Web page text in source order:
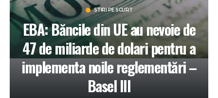
STIRI PE SCURT
EBA: Băncile din UE au nevoie de
47 de miliarde de dolari pentru a
implementa noile reglementări –
Basel III